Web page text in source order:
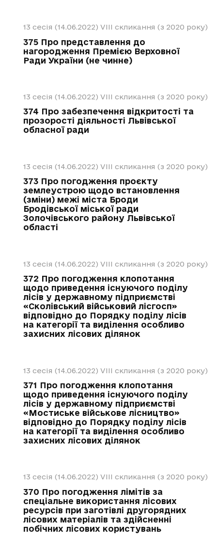
13 сесія (14.06.2022) VIII скликання (з 2020 року)
375 Про представлення до
нагородження Премією Верховної
Ради України (не чинне)
13 сесія (14.06.2022) VIII скликання (з 2020 року)
374 Про забезпечення відкритості та
прозорості діяльності Львівської
обласної ради
13 сесія (14.06.2022) VIII скликання (з 2020 року)
373 Про погодження проєкту
землеустрою щодо встановлення
(зміни) межі міста Броди
Бродівської міської ради
Золочівського району Львівської
області
13 сесія (14.06.2022) VIII скликання (з 2020 року)
372 Про погодження клопотання
щодо приведення існуючого поділу
лісів у державному підприємстві
«Сколівський військовий лісгосп»
відповідно до Порядку поділу лісів
на категорії та виділення особливо
захисних лісових ділянок
13 сесія (14.06.2022) VIII скликання (з 2020 року)
371 Про погодження клопотання
щодо приведення існуючого поділу
лісів у державному підприємстві
«Мостиське військове лісництво»
відповідно до Порядку поділу лісів
на категорії та виділення особливо
захисних лісових ділянок
13 сесія (14.06.2022) VIII скликання (з 2020 року)
370 Про погодження лімітів за
спеціальне використання лісових
ресурсів при заготівлі другорядних
лісових матеріалів та здійсненні
побічних лісових користувань